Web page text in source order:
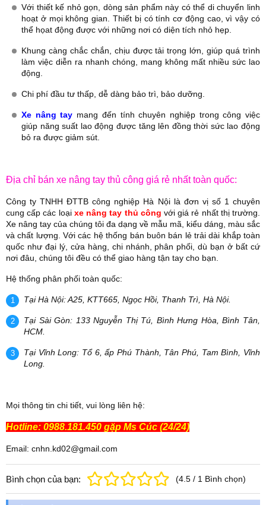
Với thiết kế nhỏ gọn, dòng sản phẩm này có thể di chuyển linh
hoạt ở mọi không gian. Thiết bị có tính cơ động cao, vì vậy có
thể họat động được với những nơi có diện tích nhỏ hẹp.
Khung càng chắc chắn, chịu được tải trọng lớn, giúp quá trình
làm việc diễn ra nhanh chóng, mang không mất nhiều sức lao
động.
Chi phí đầu tư thấp, dễ dàng bảo trì, bảo dưỡng.
Xe nâng tay mang đến tính chuyên nghiệp trong công việc
giúp năng suất lao động được tăng lên đồng thời sức lao động
bỏ ra được giảm sút.
Địa chỉ bán xe nâng tay thủ công giá rẻ nhất toàn quốc:
Công ty TNHH ĐTTB công nghiệp Hà Nội là đơn vị số 1 chuyên
cung cấp các loại xe nâng tay thủ công với giá rẻ nhất thị trường.
Xe nâng tay của chúng tôi đa dạng về mẫu mã, kiểu dáng, màu sắc
và chất lượng. Với các hệ thống bán buôn bán lẻ trải dài khắp toàn
quốc như đại lý, cửa hàng, chi nhánh, phân phối, dù bạn ở bất cứ
nơi đâu, chúng tôi đều có thể giao hàng tận tay cho bạn.
Hệ thống phân phối toàn quốc:
Tại Hà Nội: A25, KTT665, Ngọc Hồi, Thanh Trì, Hà Nội.
Tại Sài Gòn: 133 Nguyễn Thị Tú, Bình Hưng Hòa, Bình Tân,
HCM.
Tại Vĩnh Long: Tổ 6, ấp Phú Thành, Tân Phú, Tam Bình, Vĩnh
Long.
Mọi thông tin chi tiết, vui lòng liên hệ:
Hotline: 0988.181.450 gặp Ms Cúc (24/24)
Email: cnhn.kd02@gmail.com
Bình chọn của bạn: (4.5 / 1 Bình chọn)